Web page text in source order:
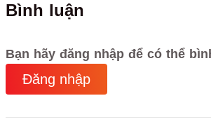
Bình luận
Bạn hãy đăng nhập để có thể
Đăng nhập